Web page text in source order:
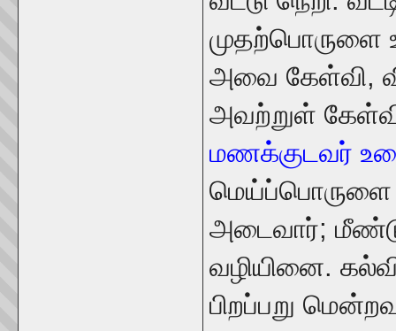
முதற்பொருளை
அவை கேள்வி,
அவற்றுள்
மணக்குடவர்
மெய்ப்பொருளை
அடைவார்;
வழியினை.
பிறப்பறு